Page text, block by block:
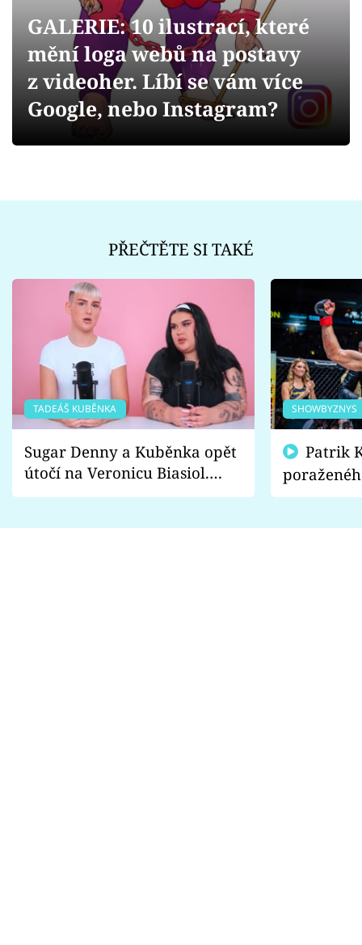
Videa
Sledujte prima+
GALERIE: 10 ilustrací, které
mění loga webů na postavy
z videoher. Líbí se vám více
Google, nebo Instagram?
PŘEČTĚTE SI TAKÉ
TADEÁŠ KUBĚNKA
Sugar Denny a Kuběnka opět
útočí na Veronicu Biasiol.
Proč je podle nich falešná a
SHOWBYZNYS
fanoušci